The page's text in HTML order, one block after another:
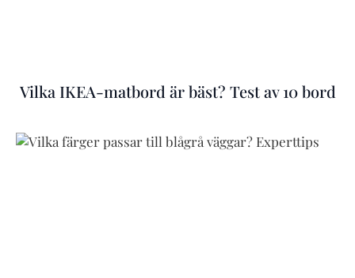
Vilka IKEA-matbord är bäst? Test av 10 bord